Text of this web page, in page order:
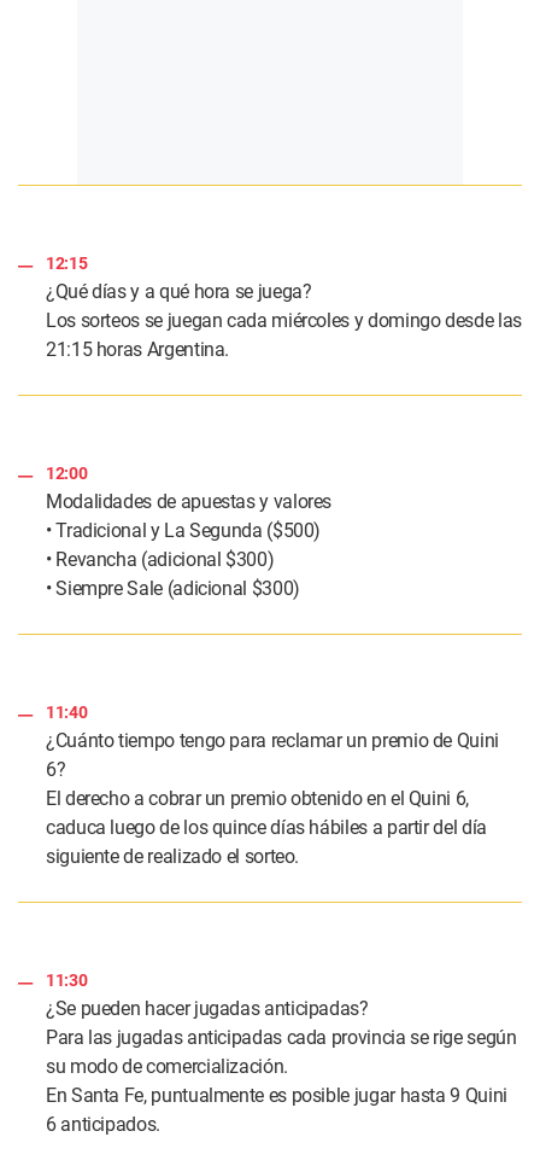
12:15
¿Qué días y a qué hora se juega?
Los sorteos se juegan cada miércoles y domingo desde las
21:15 horas Argentina.
12:00
Modalidades de apuestas y valores
• Tradicional y La Segunda ($500)
• Revancha (adicional $300)
• Siempre Sale (adicional $300)
11:40
¿Cuánto tiempo tengo para reclamar un premio de Quini
6?
El derecho a cobrar un premio obtenido en el Quini 6,
caduca luego de los quince días hábiles a partir del día
siguiente de realizado el sorteo.
11:30
¿Se pueden hacer jugadas anticipadas?
Para las jugadas anticipadas cada provincia se rige según
su modo de comercialización.
En Santa Fe, puntualmente es posible jugar hasta 9 Quini
6 anticipados.